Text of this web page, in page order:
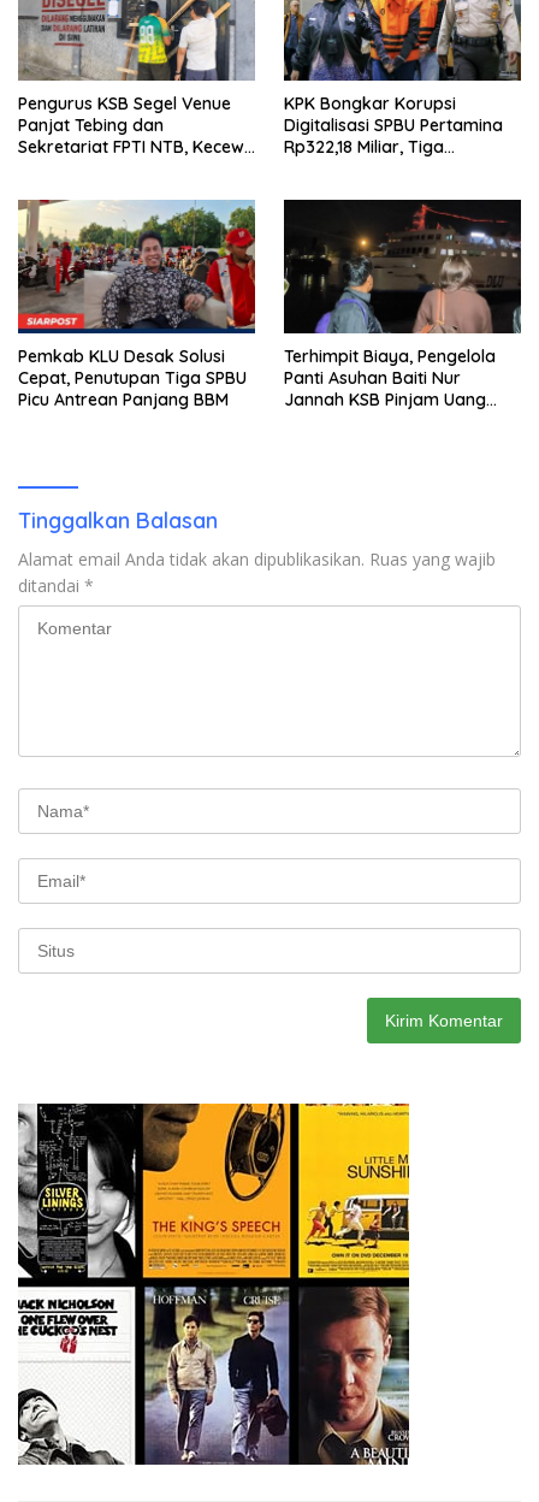
Pengurus KSB Segel Venue
Panjat Tebing dan
Sekretariat FPTI NTB, Kecewa
KPK Bongkar Korupsi
Digitalisasi SPBU Pertamina
Rp322,18 Miliar, Tiga
Pemkab KLU Desak Solusi
Cepat, Penutupan Tiga SPBU
Picu Antrean Panjang BBM
Terhimpit Biaya, Pengelola
Panti Asuhan Baiti Nur
Jannah KSB Pinjam Uang
Tinggalkan Balasan
Alamat email Anda tidak akan dipublikasikan. Ruas yang wajib
ditandai *